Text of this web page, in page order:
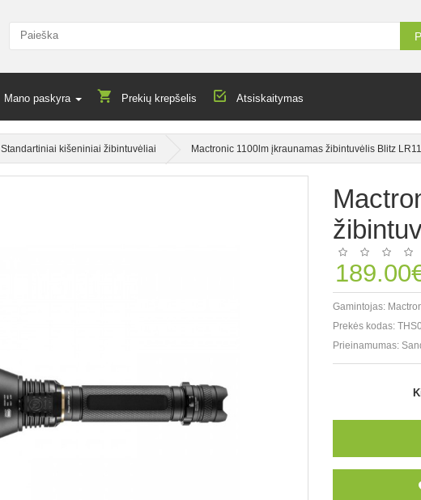
Mano paskyra Prekių krepšelis Atsiskaitymas
Standartiniai kišeniniai žibintuvėliai Mactronic 1100lm įkraunamas žibintuvėlis Blitz
Gamintojas:
Prekės kodas:
Prieinamumas: